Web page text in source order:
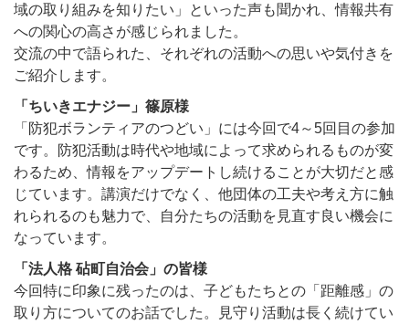
域の取り組みを知りたい」といった声も聞かれ、情報共有
への関心の高さが感じられました。
交流の中で語られた、それぞれの活動への思いや気付きを
ご紹介します。
「ちいきエナジー」篠原様
「防犯ボランティアのつどい」には今回で4～5回目の参加
です。防犯活動は時代や地域によって求められるものが変
わるため、情報をアップデートし続けることが大切だと感
じています。講演だけでなく、他団体の工夫や考え方に触
れられるのも魅力で、自分たちの活動を見直す良い機会に
なっています。
「法人格 砧町自治会」の皆様
今回特に印象に残ったのは、子どもたちとの「距離感」の
取り方についてのお話でした。見守り活動は長く続けてい